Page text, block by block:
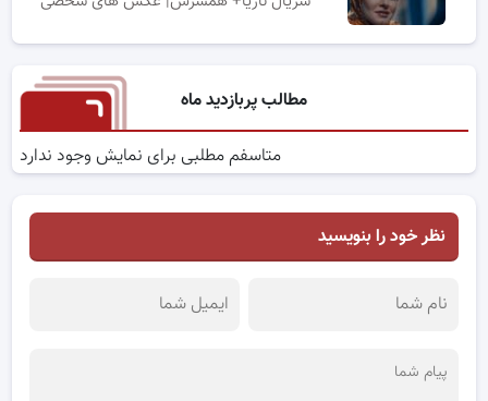
مطالب پربازدید ماه
متاسفم مطلبی برای نمایش وجود ندارد
نظر خود را بنویسید